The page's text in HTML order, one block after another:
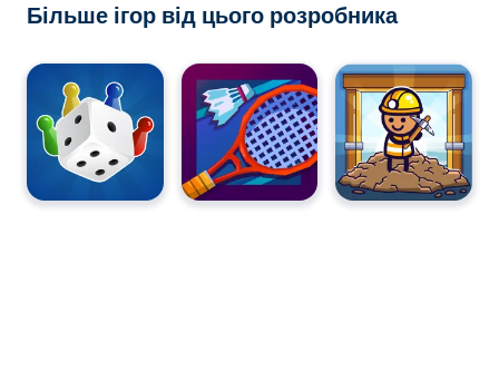
Більше ігор від цього розробника